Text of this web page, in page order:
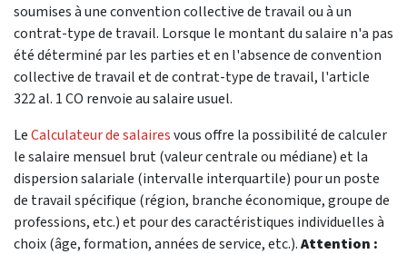
soumises à une convention collective de travail ou à un
contrat-type de travail. Lorsque le montant du salaire n'a pas
été déterminé par les parties et en l'absence de convention
collective de travail et de contrat-type de travail, l'article
322 al. 1 CO renvoie au salaire usuel.
LeCalculateur de salairesvous offre la possibilité de calculer
le salaire mensuel brut (valeur centrale ou médiane) et la
dispersion salariale (intervalle interquartile) pour un poste
de travail spécifique (région, branche économique, groupe de
professions, etc.) et pour des caractéristiques individuelles à
choix (âge, formation, années de service, etc.).Attention :